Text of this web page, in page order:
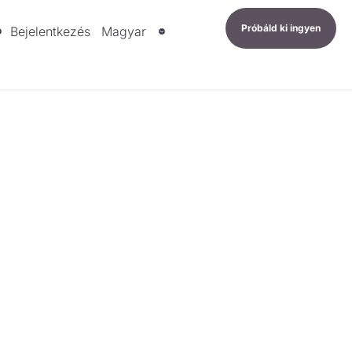
Bejelentkezés Magyar Próbáld ki ingyen